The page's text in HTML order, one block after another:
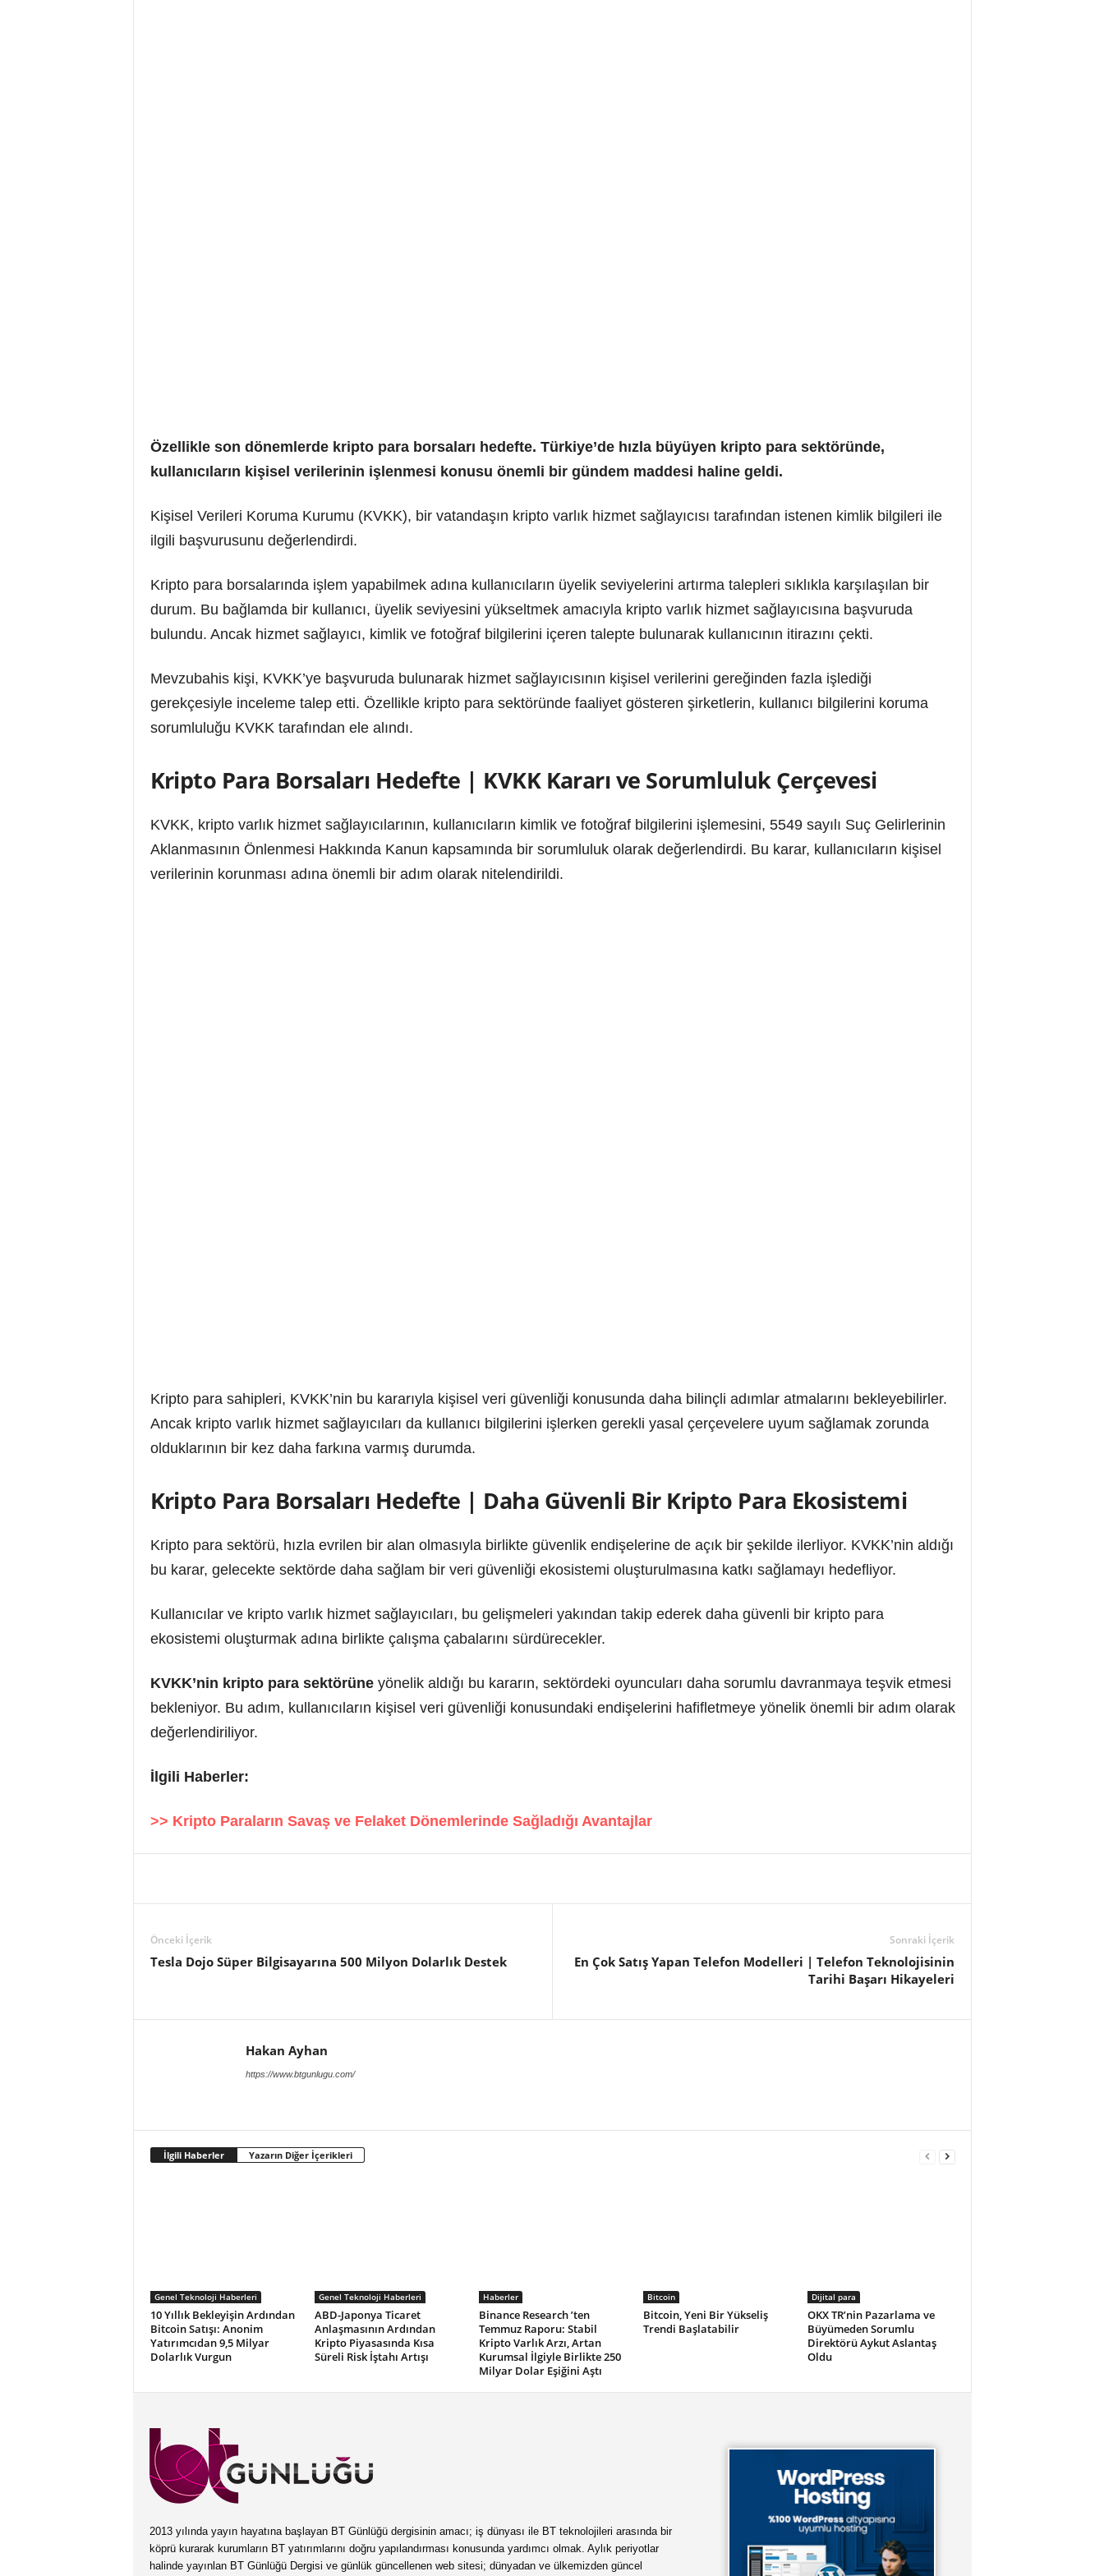
Özellikle son dönemlerde kripto para borsaları hedefte. Türkiye’de hızla büyüyen kripto para sektöründe,
kullanıcıların kişisel verilerinin işlenmesi konusu önemli bir gündem maddesi haline geldi.
Kişisel Verileri Koruma Kurumu (KVKK), bir vatandaşın kripto varlık hizmet sağlayıcısı tarafından istenen kimlik bilgileri ile
ilgili başvurusunu değerlendirdi.
Kripto para borsalarında işlem yapabilmek adına kullanıcıların üyelik seviyelerini artırma talepleri sıklıkla karşılaşılan bir
durum. Bu bağlamda bir kullanıcı, üyelik seviyesini yükseltmek amacıyla kripto varlık hizmet sağlayıcısına başvuruda
bulundu. Ancak hizmet sağlayıcı, kimlik ve fotoğraf bilgilerini içeren talepte bulunarak kullanıcının itirazını çekti.
Mevzubahis kişi, KVKK’ye başvuruda bulunarak hizmet sağlayıcısının kişisel verilerini gereğinden fazla işlediği
gerekçesiyle inceleme talep etti. Özellikle kripto para sektöründe faaliyet gösteren şirketlerin, kullanıcı bilgilerini koruma
sorumluluğu KVKK tarafından ele alındı.
Kripto Para Borsaları Hedefte | KVKK Kararı ve Sorumluluk Çerçevesi
KVKK, kripto varlık hizmet sağlayıcılarının, kullanıcıların kimlik ve fotoğraf bilgilerini işlemesini, 5549 sayılı Suç Gelirlerinin
Aklanmasının Önlenmesi Hakkında Kanun kapsamında bir sorumluluk olarak değerlendirdi. Bu karar, kullanıcıların kişisel
verilerinin korunması adına önemli bir adım olarak nitelendirildi.
Kripto para sahipleri, KVKK’nin bu kararıyla kişisel veri güvenliği konusunda daha bilinçli adımlar atmalarını bekleyebilirler.
Ancak kripto varlık hizmet sağlayıcıları da kullanıcı bilgilerini işlerken gerekli yasal çerçevelere uyum sağlamak zorunda
olduklarının bir kez daha farkına varmış durumda.
Kripto Para Borsaları Hedefte | Daha Güvenli Bir Kripto Para Ekosistemi
Kripto para sektörü, hızla evrilen bir alan olmasıyla birlikte güvenlik endişelerine de açık bir şekilde ilerliyor. KVKK’nin aldığı
bu karar, gelecekte sektörde daha sağlam bir veri güvenliği ekosistemi oluşturulmasına katkı sağlamayı hedefliyor.
Kullanıcılar ve kripto varlık hizmet sağlayıcıları, bu gelişmeleri yakından takip ederek daha güvenli bir kripto para
ekosistemi oluşturmak adına birlikte çalışma çabalarını sürdürecekler.
KVKK’nin kripto para sektörüneyönelik aldığı bu kararın, sektördeki oyuncuları daha sorumlu davranmaya teşvik etmesi
bekleniyor. Bu adım, kullanıcıların kişisel veri güvenliği konusundaki endişelerini hafifletmeye yönelik önemli bir adım olarak
değerlendiriliyor.
İlgili Haberler:
>> Kripto Paraların Savaş ve Felaket Dönemlerinde Sağladığı Avantajlar
Önceki İçerik
Tesla Dojo Süper Bilgisayarına 500 Milyon Dolarlık Destek
Sonraki İçerik
En Çok Satış Yapan Telefon Modelleri | Telefon Teknolojisinin
Tarihi Başarı Hikayeleri
Hakan Ayhan
https://www.btgunlugu.com/
İlgili Haberler Yazarın Diğer İçerikleri
Genel Teknoloji Haberleri
10 Yıllık Bekleyişin Ardından
Bitcoin Satışı: Anonim
Yatırımcıdan 9,5 Milyar
Dolarlık Vurgun
Genel Teknoloji Haberleri
ABD-Japonya Ticaret
Anlaşmasının Ardından
Kripto Piyasasında Kısa
Süreli Risk İştahı Artışı
Haberler
Binance Research ’ten
Temmuz Raporu: Stabil
Kripto Varlık Arzı, Artan
Kurumsal İlgiyle Birlikte 250
Milyar Dolar Eşiğini Aştı
Bitcoin
Bitcoin, Yeni Bir Yükseliş
Trendi Başlatabilir
Dijital para
OKX TR’nin Pazarlama ve
Büyümeden Sorumlu
Direktörü Aykut Aslantaş
Oldu
2013 yılında yayın hayatına başlayan BT Günlüğü dergisinin amacı; iş dünyası ile BT teknolojileri arasında bir
köprü kurarak kurumların BT yatırımlarını doğru yapılandırması konusunda yardımcı olmak. Aylık periyotlar
halinde yayınlan BT Günlüğü Dergisi ve günlük güncellenen web sitesi; dünyadan ve ülkemizden güncel